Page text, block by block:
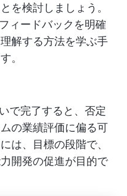
を検討しましょう。
ィードバックを明確
解する方法を学ぶ手
。
で完了すると、否定
の業績評価に偏る可
は、目標の段階で、
開発の促進が目的で